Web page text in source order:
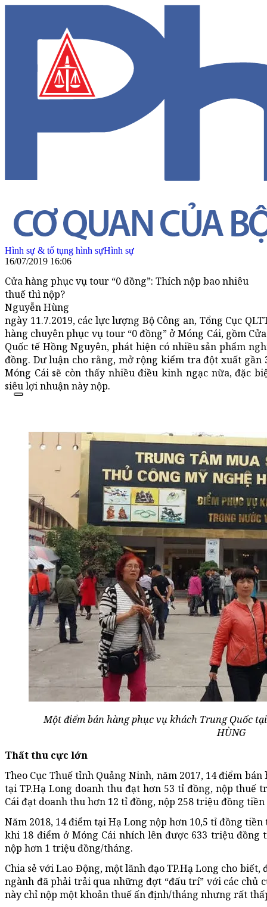
Hình sự & tố tụng hình sựHình sự
16/07/2019 16:06
Cửa hàng phục vụ tour “0 đồng”: Thích nộp bao nhiêu
thuế thì nộp?
Nguyễn Hùng
ngày 11.7.2019, các lực lượng Bộ Công an, Tổng Cục
hàng chuyên phục vụ tour “0 đồng” ở Móng Cái, gồm
Quốc tế Hồng Nguyên, phát hiện có nhiều sản phẩm
đồng. Dư luận cho rằng, mở rộng kiểm tra đột xuất gần
Móng Cái sẽ còn thấy nhiều điều kinh ngạc nữa, đặc
siêu lợi nhuận này nộp.
Một điểm bán hàng phục vụ khách Trung Quốc
HÙNG
Thất thu cực lớn
Theo Cục Thuế tỉnh Quảng Ninh, năm 2017, 14 điểm
tại TP.Hạ Long doanh thu đạt hơn 53 tỉ đồng, nộp thuế
Cái đạt doanh thu hơn 12 tỉ đồng, nộp 258 triệu đồng
Năm 2018, 14 điểm tại Hạ Long nộp hơn 10,5 tỉ đồng
khi 18 điểm ở Móng Cái nhích lên được 633 triệu đồng
nộp hơn 1 triệu đồng/tháng.
Chia sẻ với Lao Động, một lãnh đạo TP.Hạ Long cho
ngành đã phải trải qua những đợt “đấu trí” với các chủ
này chỉ nộp một khoản thuế ấn định/tháng nhưng rất